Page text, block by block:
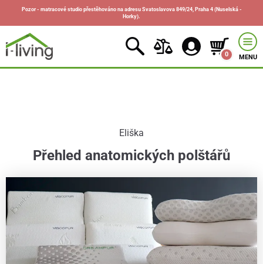
Pozor - matracové studio přestěhováno na adresu Svatoslavova 849/24, Praha 4 (Nuselská -
Horky).
0 MENU
Eliška
Přehled anatomických polštářů